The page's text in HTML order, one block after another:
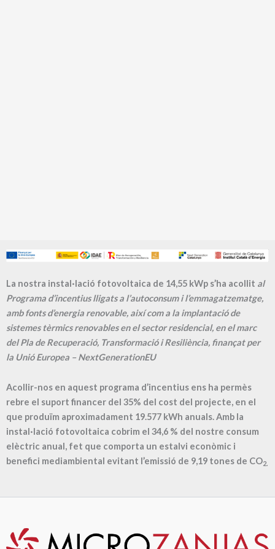
La nostra instal·lació fotovoltaica de 14,55 kWp s’ha acollit al
Programa d’incentius lligats a l’autoconsum i l’emmagatzematge,
amb fonts d’energia renovable, així com a la implantació de
sistemes tèrmics renovables en el sector residencial, en el marc
del Pla de Recuperació, Transformació i Resiliència, finançat per
la Unió Europea – NextGenerationEU
Acollir-nos en aquest programa d’incentius ens ha permès
rebre el suport financer del 35% del cost del projecte, en el
que produïm aproximadament 19.577 kWh anuals. Amb la
instal·lació fotovoltaica cobrim el 34,6 % del nostre consum
elèctric anual, fet que comporta un estalvi econòmic i
benefici mediambiental evitant l’emissió de 9,19 tones de CO2.